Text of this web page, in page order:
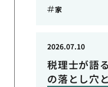
家
税理士が語
の落とし穴
2026.07.10